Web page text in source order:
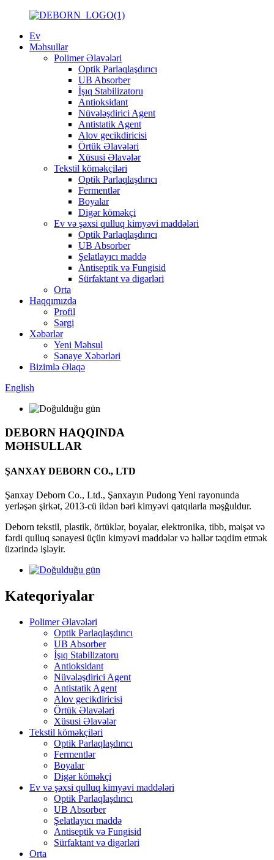
Ev
Məhsullar
Polimer Əlavələri
Optik Parlaqlaşdırıcı
UB Absorber
İşıq Stabilizatoru
Antioksidant
Nüvələşdirici Agent
Antistatik Agent
Alov gecikdiricisi
Örtük Əlavələri
Xüsusi Əlavələr
Tekstil köməkçiləri
Optik Parlaqlaşdırıcı
Fermentlər
Boyalar
Digər köməkçi
Ev və şəxsi qulluq kimyəvi maddələri
Optik Parlaqlaşdırıcı
UB Absorber
Şelatlayıcı maddə
Antiseptik və Fungisid
Sürfaktant və digərləri
Orta
Haqqımızda
Profil
Sərgi
Xəbərlər
Yeni Məhsul
Sənaye Xəbərləri
Bizimlə Əlaqə
English
DEBORN HAQQINDA
MƏHSULLAR
ŞANXAY DEBORN CO., LTD
Şanxay Deborn Co., Ltd., Şanxayın Pudong Yeni rayonunda
yerləşən şirkət, 2013-cü ildən bəri kimyəvi qatqılarla məşğuldur.
Deborn tekstil, plastik, örtüklər, boyalar, elektronika, tibb, məişət və
fərdi qulluq sənayesi üçün kimyəvi maddələr və həllər təqdim etmək
üzərində işləyir.
Kateqoriyalar
Polimer Əlavələri
Optik Parlaqlaşdırıcı
UB Absorber
İşıq Stabilizatoru
Antioksidant
Nüvələşdirici Agent
Antistatik Agent
Alov gecikdiricisi
Örtük Əlavələri
Xüsusi Əlavələr
Tekstil köməkçiləri
Optik Parlaqlaşdırıcı
Fermentlər
Boyalar
Digər köməkçi
Ev və şəxsi qulluq kimyəvi maddələri
Optik Parlaqlaşdırıcı
UB Absorber
Şelatlayıcı maddə
Antiseptik və Fungisid
Sürfaktant və digərləri
Orta